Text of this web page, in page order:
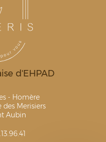
d'EHPAD
- Homère
Merisiers
Aubin